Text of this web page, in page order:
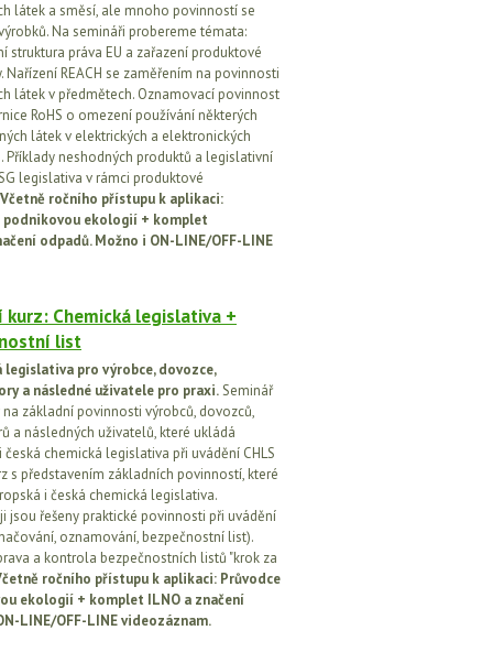
látek a směsí, ale mnoho povinností se
Na semináři probereme témata:
struktura práva EU a zařazení produktové
Nařízení REACH se zaměřením na povinnosti
látek v předmětech. Oznamovací povinnost
RoHS o omezení používání některých
látek v elektrických a elektronických
Příklady neshodných produktů a legislativní
legislativa v rámci produktové
Včetně ročního přístupu k aplikaci:
podnikovou ekologií + komplet
odpadů. Možno i ON-LINE/OFF-LINE
kurz: Chemická legislativa +
list
legislativa pro výrobce, dovozce,
a následné uživatele pro praxi.Seminář
základní povinnosti výrobců, dovozců,
a následných uživatelů, které ukládá
česká chemická legislativa při uvádění CHLS
s představením základních povinností, které
i česká chemická legislativa.
jsou řešeny praktické povinnosti při uvádění
oznamování, bezpečnostní list).
a kontrola bezpečnostních listů "krok za
ročního přístupu k aplikaci: Průvodce
ekologií + komplet ILNO a značení
LINE/OFF-LINE videozáznam.